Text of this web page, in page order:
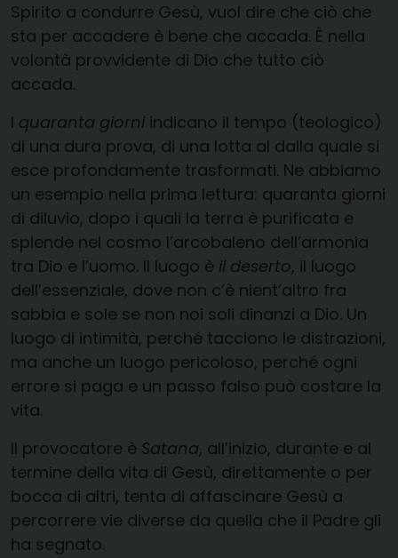
Spirito a condurre Gesù, vuol dire che ciò che
sta per accadere è bene che accada. È nella
volontà provvidente di Dio che tutto ciò
accada.
I quaranta giorni indicano il tempo (teologico)
di una dura prova, di una lotta al dalla quale si
esce profondamente trasformati. Ne abbiamo
un esempio nella prima lettura: quaranta giorni
di diluvio, dopo i quali la terra è purificata e
splende nel cosmo l’arcobaleno dell’armonia
tra Dio e l’uomo. Il luogo è il deserto, il luogo
dell’essenziale, dove non c’è nient’altro fra
sabbia e sole se non noi soli dinanzi a Dio. Un
luogo di intimità, perché tacciono le distrazioni,
ma anche un luogo pericoloso, perché ogni
errore si paga e un passo falso può costare la
vita.
Il provocatore è Satana, all’inizio, durante e al
termine della vita di Gesù, direttamente o per
bocca di altri, tenta di affascinare Gesù a
percorrere vie diverse da quella che il Padre gli
ha segnato.